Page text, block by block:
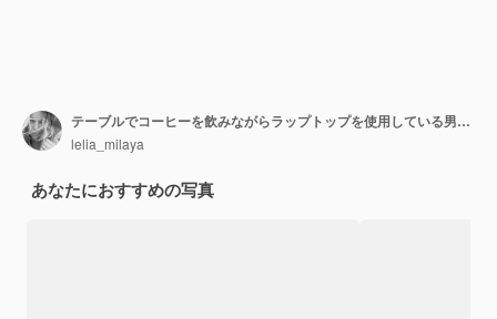
テーブルでコーヒーを飲みながらラップトップを使用している男性のミッドセクション
lelia_milaya
あなたにおすすめの写真